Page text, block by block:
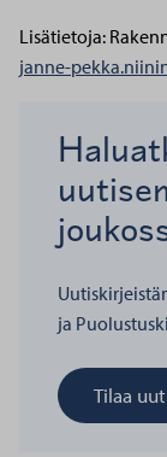
Lisätietoja:
janne-
ja
Tilaa